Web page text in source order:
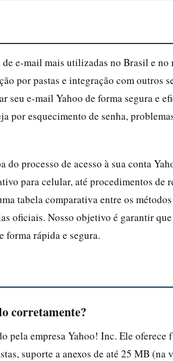
e-mail mais utilizadas no Brasil e no
por pastas e integração com outros
seu e-mail Yahoo de forma segura e
por esquecimento de senha,
processo de acesso à sua conta
para celular, até procedimentos de
tabela comparativa entre os
oficiais. Nosso objetivo é garantir
forma rápida e segura.
corretamente?
pela empresa Yahoo! Inc. Ele oferece
suporte a anexos de até 25 MB (na